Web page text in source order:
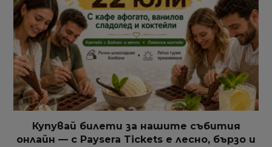
Купувай билети за нашите събития
онлайн — с Paysera Tickets е лесно, бързо и